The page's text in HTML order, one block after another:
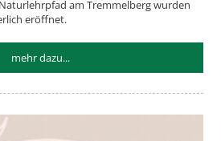
am Tremmelberg wurden
eröffnet.
mehr dazu...